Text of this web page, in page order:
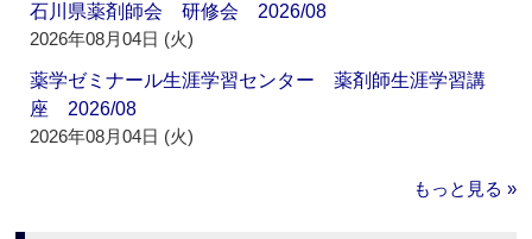
石川県薬剤師会 研修会 2026/08
2026年08月04日 (火)
薬学ゼミナール生涯学習センター 薬剤師生涯学習講
座 2026/08
2026年08月04日 (火)
もっと見る »